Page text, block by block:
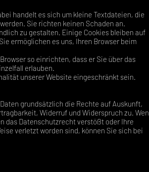
handelt es sich um kleine Textdateien, die
Sie richten keinen Schaden an.
zu gestalten. Einige Cookies bleiben auf
ermöglichen es uns, Ihren Browser beim
so einrichten, dass er Sie über das
erlauben.
unserer Website eingeschränkt sein.
grundsätzlich die Rechte auf Auskunft,
Widerruf und Widerspruch zu.
das Datenschutzrecht verstößt oder Ihre
verletzt worden sind, können Sie sich bei